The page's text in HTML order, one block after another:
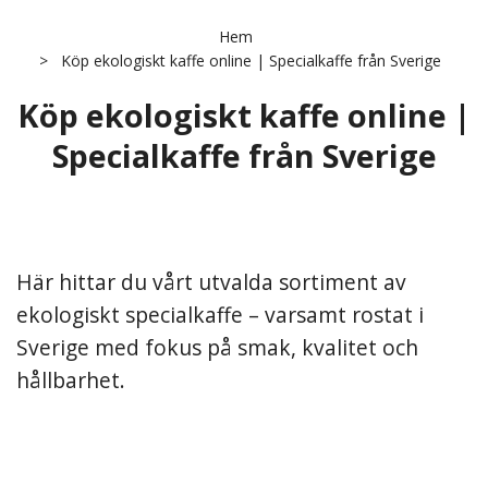
Hem
Köp ekologiskt kaffe online | Specialkaffe från Sverige
Köp ekologiskt kaffe online |
Specialkaffe från Sverige
Här hittar du vårt utvalda sortiment av
ekologiskt specialkaffe – varsamt rostat i
Sverige med fokus på smak, kvalitet och
hållbarhet.